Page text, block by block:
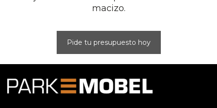
macizo.
Pide tu presupuesto hoy